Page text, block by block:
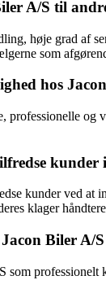
A/S til
høje grad af
som
hos
professionelle
kunder
kunder ved at
klager
Biler A/